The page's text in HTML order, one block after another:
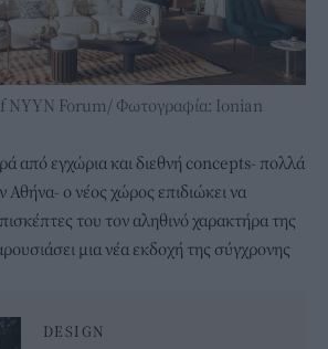
NYYN Forum/ Φωτογραφία: Ionian
από εγχώρια και διεθνή concepts- πολλά
ο νέος χώρος επιδιώκει να
του τον αληθινό χαρακτήρα της
μια νέα εκδοχή της σύγχρονης
DESIGN